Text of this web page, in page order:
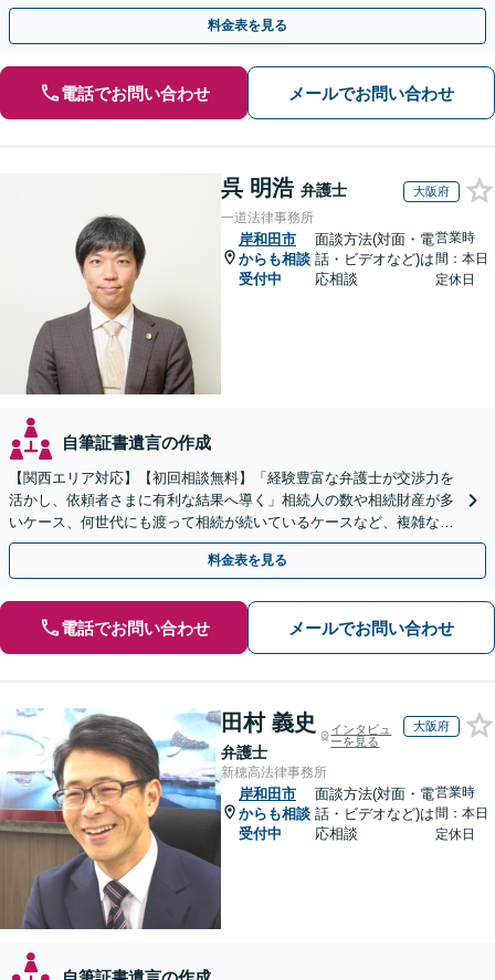
話相談可】
料金表を見る
電話でお問い合わせ メールでお問い合わせ
呉 明浩 弁護士 大阪府
一道法律事務所
岸和田市
からも相談
受付中
面談方法(対面・電
話・ビデオなど)は
応相談
営業時
間：本日
定休日
自筆証書遺言の作成
【関西エリア対応】【初回相談無料】「経験豊富な弁護士が交渉力を
活かし、依頼者さまに有利な結果へ導く」相続人の数や相続財産が多
いケース、何世代にも渡って相続が続いているケースなど、複雑な事
案でも対応！協議、調停、審判どのフェーズからも相談可
料金表を見る
電話でお問い合わせ メールでお問い合わせ
田村 義史
弁護士
インタビュ
ーを見る
大阪府
新穂高法律事務所
岸和田市
からも相談
受付中
面談方法(対面・電
話・ビデオなど)は
応相談
営業時
間：本日
定休日